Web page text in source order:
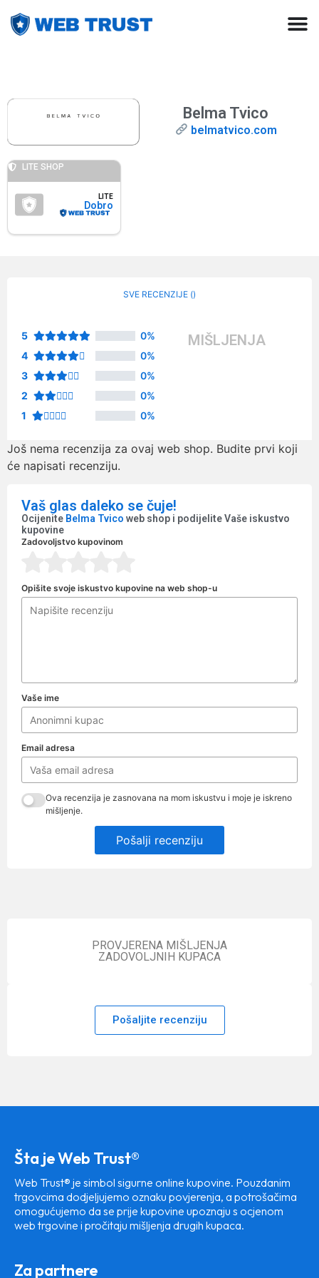
Belma Tvico
belmatvico.com
LITE SHOP
LITE
Dobro
SVE RECENZIJE ()
5
0%
4
0%
3
0%
2
0%
1
0%
MIŠLJENJA
Još nema recenzija za ovaj web shop. Budite prvi koji
će napisati recenziju.
Vaš glas daleko se čuje!
Ocijenite Belma Tvico web shop i podijelite Vaše iskustvo
kupovine
Zadovoljstvo kupovinom
Opišite svoje iskustvo kupovine na web shop-u
Vaše ime
Email adresa
Ova recenzija je zasnovana na mom iskustvu i moje je iskreno
mišljenje.
Pošalji recenziju
PROVJERENA MIŠLJENJA
ZADOVOLJNIH KUPACA
Pošaljite recenziju
Šta je Web Trust®
Web Trust® je simbol sigurne online kupovine. Pouzdanim
trgovcima dodjeljujemo oznaku povjerenja, a potrošačima
omogućujemo da se prije kupovine upoznaju s ocjenom
web trgovine i pročitaju mišljenja drugih kupaca.
Za partnere